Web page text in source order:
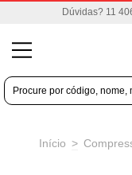
Dúvidas? 11
Início >